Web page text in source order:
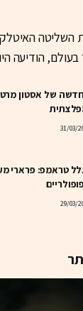
השליטה
בעולם, הודיעה
31/03/
טראמפ: פרארי
29/03/